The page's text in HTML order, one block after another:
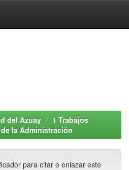
del Azuay
1 Trabajos
la Administración
para citar o enlazar este